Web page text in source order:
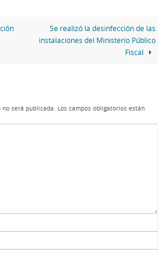
Se realizó la desinfección de las
instalaciones del Ministerio Público
Fiscal
será publicada.
Los campos obligatorios están